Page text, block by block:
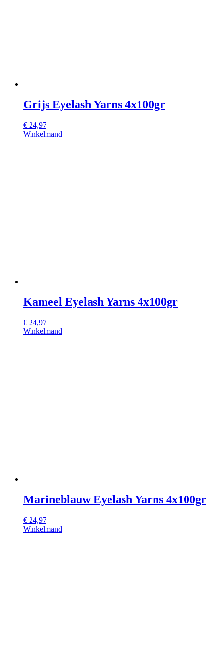
Grijs Eyelash Yarns 4x100gr
€ 24,97
Winkelmand
Kameel Eyelash Yarns 4x100gr
€ 24,97
Winkelmand
Marineblauw Eyelash Yarns 4x100gr
€ 24,97
Winkelmand